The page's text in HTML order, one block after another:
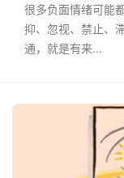
很多负面情绪可能
抑、忽视、禁止、
通，就是有来...